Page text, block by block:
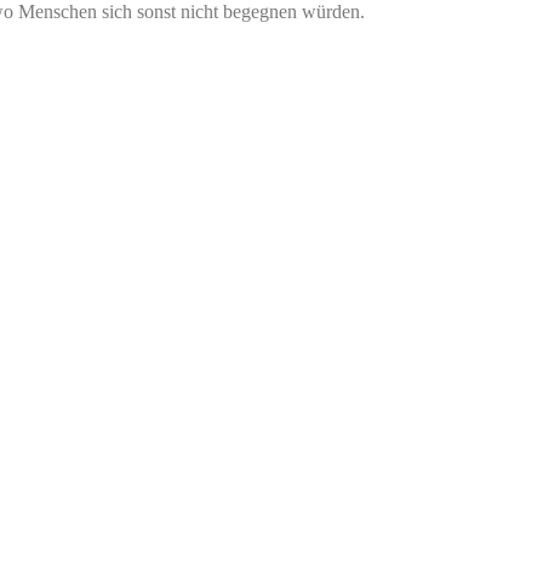
sich sonst nicht begegnen würden.